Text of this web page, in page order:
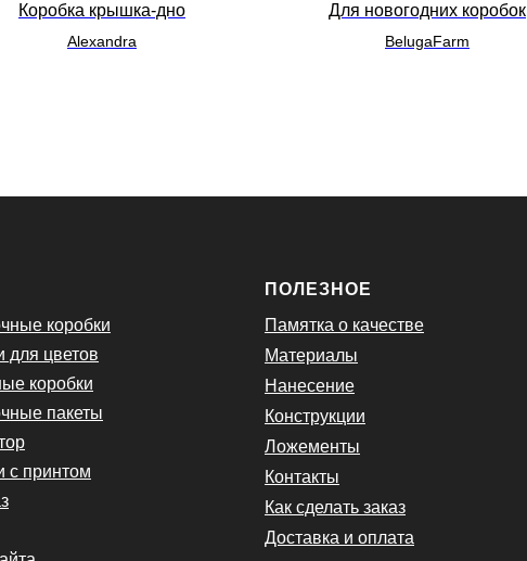
Коробка крышка-дно
Alexandra
Для новогодних коробок
BelugaFarm
коробки
для цветов
коробки
пакеты
с принтом
ПОЛЕЗНОЕ
Памятка о качестве
Материалы
Нанесение
Конструкции
Ложементы
Контакты
Как сделать заказ
Доставка и оплата